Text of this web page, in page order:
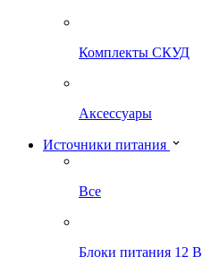
Комплекты СКУД
Аксессуары
Источники питания
Все
Блоки питания 12 В